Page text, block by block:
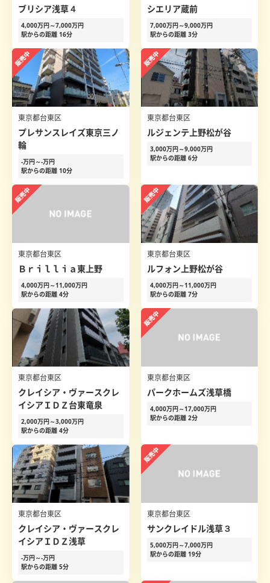
ブリシア浅草４
4,000万円～7,000万円
駅からの距離 16分
シエリア蔵前
7,000万円～9,000万円
駅からの距離 3分
東京都台東区
プレサンスレイズ東京三ノ
輪
-万円～-万円
駅からの距離 10分
東京都台東区
ルジェンテ上野松が谷
3,000万円～9,000万円
駅からの距離 6分
東京都台東区
Ｂｒｉｌｌｉａ東上野
4,000万円～11,000万円
駅からの距離 4分
東京都台東区
ルフォン上野松が谷
4,000万円～11,000万円
駅からの距離 7分
東京都台東区
クレイシア・ヴァースクレ
イシアＩＤＺ台東竜泉
2,000万円～3,000万円
駅からの距離 4分
東京都台東区
パークホームズ浅草橋
4,000万円～17,000万円
駅からの距離 2分
東京都台東区
クレイシア・ヴァースクレ
イシアＩＤＺ浅草
-万円～-万円
駅からの距離 5分
東京都台東区
サンクレイドル浅草３
5,000万円～7,000万円
駅からの距離 19分